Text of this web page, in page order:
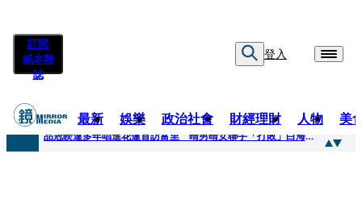
訂閱
紙本雜
誌
登入
最新 娛樂 政治社會 財經理財 人物 美
快訊
品冠睽違多年唱進花蓮首訪富里 晴男晴女聯手「打敗」白海豚颱風